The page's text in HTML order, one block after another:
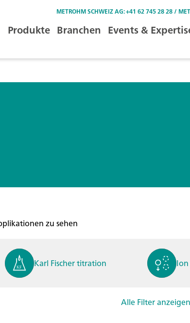
METROHM SCHWEIZ AG: +41 62 745 28 28 /
Produkte Branchen Events &
zu sehen
Karl Fischer titration
Alle Filter anzeigen